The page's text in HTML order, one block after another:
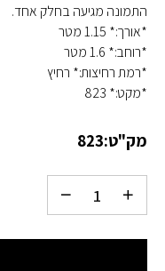
התמונה מגיעה בחלק אחד.
*אורך:* 1.15 מטר
*רוחב:* 1.6 מטר
*רמת רחיצות:* רחיץ
*מקט:* 823
מק"ט:823